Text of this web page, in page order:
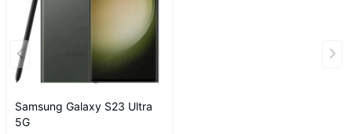
Về phần thiết kế camera thì năm nay hãng gần như không có sự
Samsung Galaxy S23 Ultra
5G